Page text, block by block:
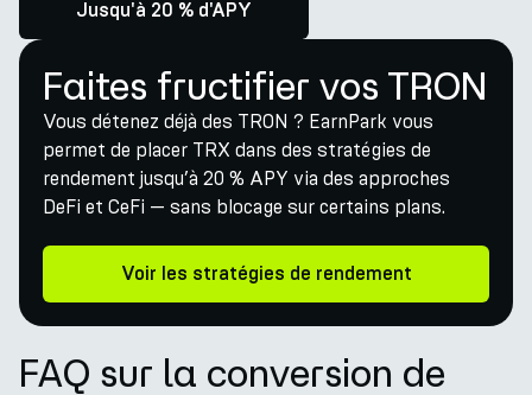
Jusqu'à 20 % d'APY
Faites fructifier vos TRON
Vous détenez déjà des TRON ? EarnPark vous
permet de placer TRX dans des stratégies de
rendement jusqu’à 20 % APY via des approches
DeFi et CeFi — sans blocage sur certains plans.
Voir les stratégies de rendement
FAQ sur la conversion de